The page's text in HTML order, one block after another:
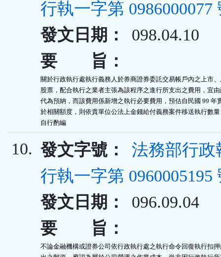
行執一字第 0986000077
發文日期：
098.04.10
要 旨：
關於行政執行處執行義務人於券商證券委託交易帳戶內之上市
股票，配合執行之業者主張為該程序之進行所支出之費用，宜
代為預納，而該費用係新增之執行必要費用，預估自民國 99 年
於相關額度，則依貴單位公法上金錢給付義務案件移送執行數
自行酌編
10. 發文字號：
法務部行政
行執一字第 0960005195
發文日期：
096.09.04
要 旨：
不論金融機構或證券公司依行政執行處之執行命令回復執行扣